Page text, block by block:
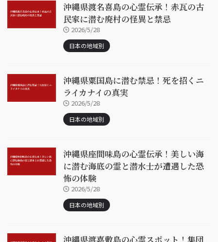
沖縄県渡名喜島の心霊伝承！赤瓦の古
民家に潜む廃村の怪異と禁忌
2026/5/28
日本の地域別
沖縄県粟国島に潜む禁忌！死を招くニ
ライカナイの真実
2026/5/28
日本の地域別
沖縄県座間味島の心霊伝承！美しい海
に潜む海底の霊と潜水士が遭遇した恐
怖の体験
2026/5/28
日本の地域別
沖縄県渡嘉敷島の心霊スポット！集団